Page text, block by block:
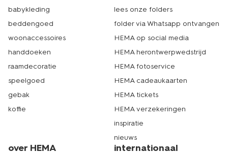
babykleding
beddengoed
woonaccessoires
handdoeken
raamdecoratie
speelgoed
gebak
koffie
lees onze folders
folder via Whatsapp ontvangen
HEMA op social media
HEMA herontwerpwedstrijd
HEMA fotoservice
HEMA cadeaukaarten
HEMA tickets
HEMA verzekeringen
inspiratie
nieuws
over HEMA internationaal